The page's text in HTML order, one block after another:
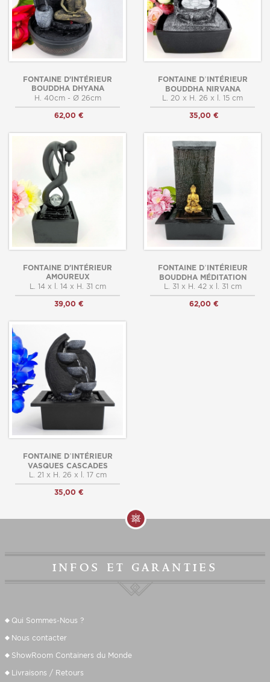
FONTAINE D'INTÉRIEUR
BOUDDHA DHYANA
H. 40cm - Ø 26cm
62,00 €
FONTAINE D’INTÉRIEUR
BOUDDHA NIRVANA
L. 20 x H. 26 x l. 15 cm
35,00 €
FONTAINE D'INTÉRIEUR
AMOUREUX
L. 14 x l. 14 x H. 31 cm
39,00 €
FONTAINE D’INTÉRIEUR
BOUDDHA MÉDITATION
L. 31 x H. 42 x l. 31 cm
62,00 €
FONTAINE D’INTÉRIEUR
VASQUES CASCADES
L. 21 x H. 26 x l. 17 cm
35,00 €
infos et garanties
Qui Sommes-Nous ?
Nous contacter
ShowRoom Containers du Monde
Livraisons / Retours